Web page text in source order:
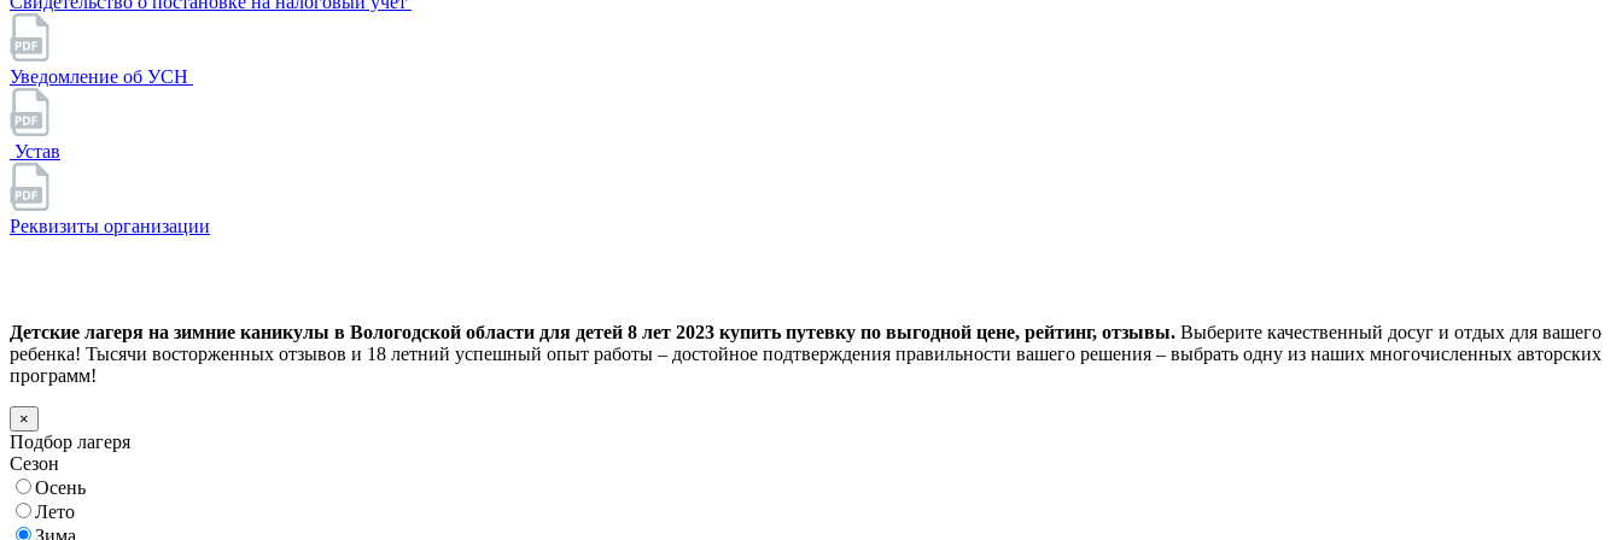
Уведомление об УСН
Устав
Реквизиты организации
Детские лагеря на зимние каникулы в Вологодской области для детей 8 лет 2023 купить путевку по выгодной цене, рейтинг, отзывы. Выберите качественный досуг и отдых для вашего
ребенка! Тысячи восторженных отзывов и 18 летний успешный опыт работы – достойное подтверждения правильности вашего решения – выбрать одну из наших многочисленных авторских
программ!
×
Подбор лагеря
Сезон
Осень
Лето